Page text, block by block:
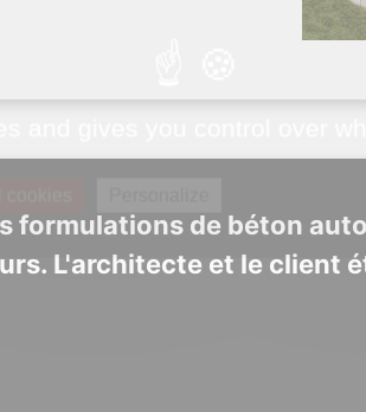
formulations de béton
L'architecte et le client